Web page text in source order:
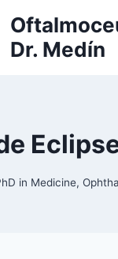
Dr. Medín
in Medicine,